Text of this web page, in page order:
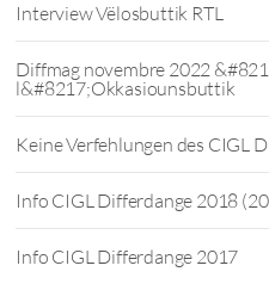
Interview Vëlosbuttik RTL
Diffmag novembre 2022
l&#8217;Okkasiounsbuttik
Keine Verfehlungen des CIGL
Info CIGL Differdange 2018
Info CIGL Differdange 2017